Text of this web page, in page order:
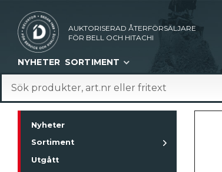
AUKTORISERAD ÅTERFÖRSÄLJARE
FÖR BELL OCH HITACHI
NYHETER SORTIMENT
Nyheter
Sortiment
Utgått